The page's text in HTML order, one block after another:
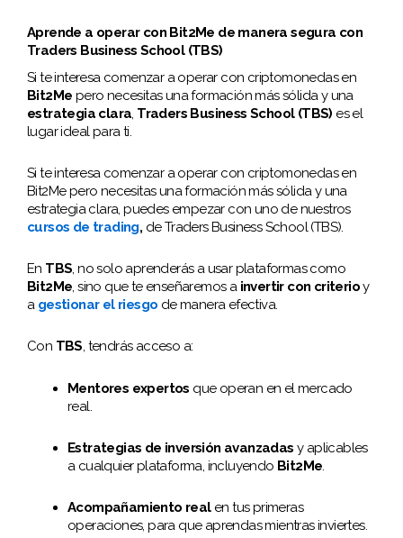
Aprende a operar con Bit2Me de manera segura con
Traders Business School (TBS)
Si te interesa comenzar a operar con criptomonedas en
Bit2Me pero necesitas una formación más sólida y una
estrategia clara Traders Business School (TBS) es el
lugar ideal para ti.
Si te interesa comenzar a operar con criptomonedas en
Bit2Me pero necesitas una formación más sólida y una
estrategia clara, puedes empezar con uno de nuestros
cursos de trading, de Traders Business School (TBS).
En TBS, no solo aprenderás a usar plataformas como
Bit2Me, sino que te enseñaremos a invertir con criterioy
a gestionar el riesgo de manera efectiva.
Con TBS, tendrás acceso a:
Mentores expertos que operan en el mercado
real.
Estrategias de inversión avanzadas y aplicables
a cualquier plataforma, incluyendo Bit2Me.
Acompañamiento realen tus primeras
operaciones, para que aprendas mientras inviertes.